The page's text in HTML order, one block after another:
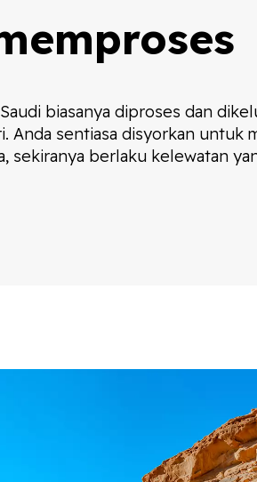
biasanya diproses dan
Anda sentiasa disyorkan untuk
sekiranya berlaku kelewatan